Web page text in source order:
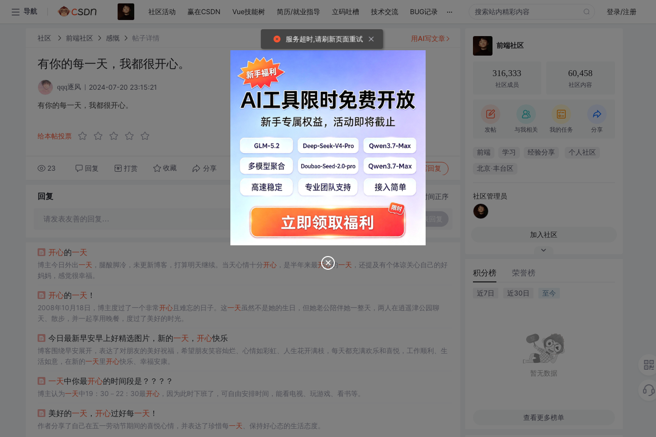
导航 社区活动 赢在CSDN Vue技能树 简历/就业指导 立码吐槽 技术交流 BUG记录 ... 登录/注册
社区 前端社区 感慨 帖子详情
有你的每一天，我都很开心。
qqq逐风 2024-07-20 23:15:21
有你的每一天，我都很开心。
给本帖投票
23 回复 打赏 收藏 分享 转发到动态 举报 写回复
用AI写文章
回复 切换为时间正序
请发表友善的回复…
开心的一天
博主今日外出一天 ，腿酸脚冷，未更新博客，打算明天继续。当天心情十分开心，是半年来最开心的一天 ，还提及有个体谅关心自己的好
妈妈，感觉很幸福。
开心的一天 ！
2008年10月18日，博主度过了一个非常开心且难忘的日子。这一天虽然不是她的生日，但她老公陪伴她一整天，两人在逍遥津公园聊
天、散步，并一起享用晚餐，度过了美好的时光。
今日最新早安早上好精选图片，新的一天 ， 开心快乐
博客围绕早安展开，表达了对朋友的美好祝福，希望朋友笑容灿烂、心情如彩虹、人生花开满枝，每天都充满欢乐和喜悦，工作顺利、生
活如意，在新的一天里开心快乐、幸福安康。
一天中你最开心的时间段是？？？？
博主认为一天中19：30－22：30最开心，因为此时下班了，可自由安排时间，能看电视、玩游戏、看书等。
美好的一天 ， 开心过好每一天 ！
作者分享了自己在五一劳动节期间的喜悦心情，并表达了珍惜每一天 、保持好心态的生活态度。
前端社区
316,333
社区成员
60,458
社区内容
发帖 与我相关 我的任务 分享
前端 学习 经验分享 个人社区
北京·丰台区
社区管理员
加入社区
积分榜 荣誉榜
近7日 近30日 至今
暂无数据
查看更多榜单
服务超时,请刷新页面重试